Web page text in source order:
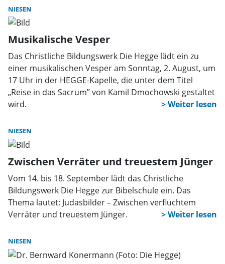
Kammermusiker von der Hochschule für Musik
Detmold wird am Sonntag, 2. August, 17 Uhr, eine
Hegge” in Willebdessen-Niesen gestalten und dort
unter dem Titel „Reise in das Sacrum” die Vielseitigkeit
des „Instruments des Jahres 2026” unter Beweis
stellen.
NIESEN
Musikalische Vesper
Das Christliche Bildungswerk Die Hegge lädt ein zu
einer musikalischen Vesper am Sonntag, 2. August, um
17 Uhr in der HEGGE-Kapelle, die unter dem Titel
„Reise in das Sacrum” von Kamil Dmochowski gestaltet
wird.
NIESEN
Zwischen Verräter und treuestem Jünger
Vom 14. bis 18. September lädt das Christliche
Bildungswerk Die Hegge zur Bibelschule ein. Das
Thema lautet: Judasbilder – Zwischen verfluchtem
Verräter und treuestem Jünger.
NIESEN